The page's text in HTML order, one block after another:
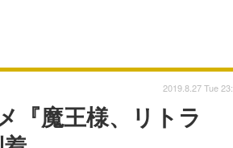
『魔王様、リトラ
2019.8.27 Tue